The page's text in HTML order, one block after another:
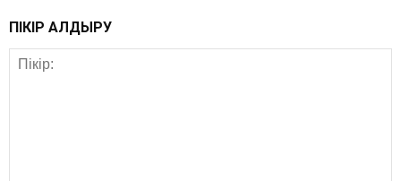
ПІКІР ҚАЛДЫРУ